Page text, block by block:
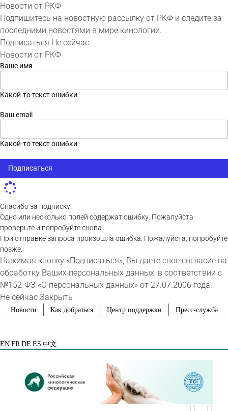
Новости от РКФ
Подпишитесь на новостную рассылку от РКФ и следите за
последними новостями в мире кинологии.
Подписаться Не сейчас
Новости от РКФ
Ваше имя
Какой-то текст ошибки
Ваш email
Какой-то текст ошибки
Подписаться
Спасибо за подписку.
Одно или несколько полей содержат ошибку. Пожалуйста
проверьте и попробуйте снова.
При отправке запроса произошла ошибка. Пожалуйста, попробуйте
позже.
Нажимая кнопку «Подписаться», Вы даете свое согласие на
обработку Ваших персональных данных, в соответствии с
№152-ФЗ «О персональных данных» от 27.07.2006 года.
Не сейчас Закрыть
SkipНовости Как добраться Центр поддержки Пресс-служба
EN FR DE ES 中文